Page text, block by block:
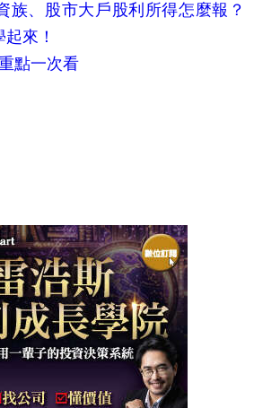
族、股市大戶股利所得怎麼報？
來！
點一次看